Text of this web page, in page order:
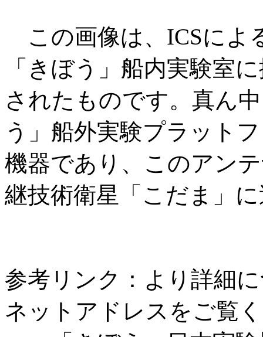
この画像は、ICSによ
「きぼう」船内実験室
されたものです。真ん
う」船外実験プラット
機器であり、このアン
継技術衛星「こだま」
参考リンク：より詳細
ネットアドレスをご覧